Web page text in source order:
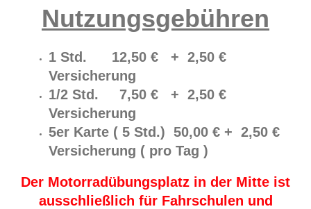
Nutzungsgebühren
1 Std. 12,50 € + 2,50 €
Versicherung
1/2 Std. 7,50 € + 2,50 €
Versicherung
5er Karte ( 5 Std.) 50,00 € + 2,50 €
Versicherung ( pro Tag )
Der Motorradübungsplatz in der Mitte ist
ausschließlich für Fahrschulen und